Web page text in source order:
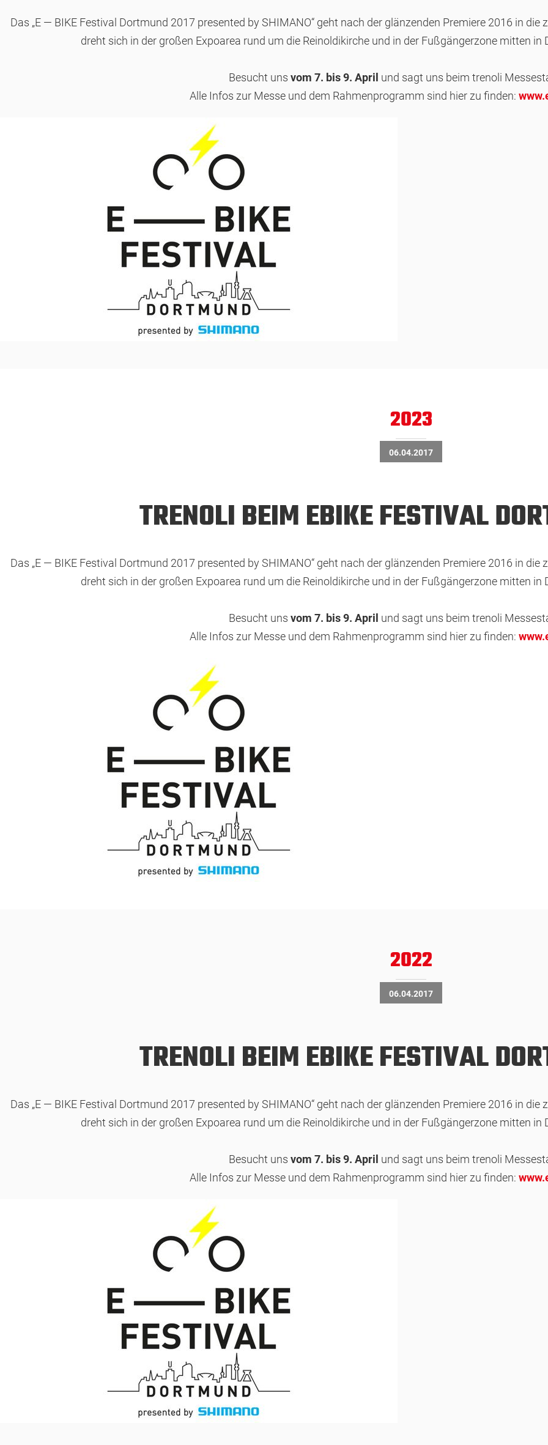
Das „E — BIKE Festival Dortmund 2017 presented by SHIMANO“ geht nach der glänzenden Premiere 2016 in
dreht sich in der großen Expoarea rund um die Reinoldikirche und in der Fußgängerzone mitten in
Besucht uns vom 7. bis 9. April und sagt uns beim trenoli
Alle Infos zur Messe und dem Rahmenprogramm sind hier zu finden:
2023
06.04.2017
TRENOLI BEIM EBIKE FESTIVAL
Das „E — BIKE Festival Dortmund 2017 presented by SHIMANO“ geht nach der glänzenden Premiere 2016 in
dreht sich in der großen Expoarea rund um die Reinoldikirche und in der Fußgängerzone mitten in
Besucht uns vom 7. bis 9. April und sagt uns beim trenoli
Alle Infos zur Messe und dem Rahmenprogramm sind hier zu finden:
2022
06.04.2017
TRENOLI BEIM EBIKE FESTIVAL
Das „E — BIKE Festival Dortmund 2017 presented by SHIMANO“ geht nach der glänzenden Premiere 2016 in
dreht sich in der großen Expoarea rund um die Reinoldikirche und in der Fußgängerzone mitten in
Besucht uns vom 7. bis 9. April und sagt uns beim trenoli
Alle Infos zur Messe und dem Rahmenprogramm sind hier zu finden: